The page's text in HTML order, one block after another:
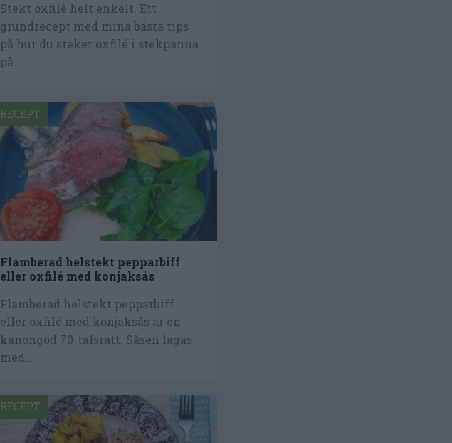
Stekt oxfilé helt enkelt. Ett
grundrecept med mina bästa tips
på hur du steker oxfilé i stekpanna
på...
Flamberad helstekt pepparbiff
eller oxfilé med konjaksås
Flamberad helstekt pepparbiff
eller oxfilé med konjaksås är en
kanongod 70-talsrätt. Såsen lagas
med...
RECEPT
RECEPT